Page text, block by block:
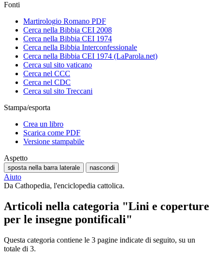
Fonti
Martirologio Romano PDF
Cerca nella Bibbia CEI 2008
Cerca nella Bibbia CEI 1974
Cerca nella Bibbia Interconfessionale
Cerca nella Bibbia CEI 1974 (LaParola.net)
Cerca sul sito vaticano
Cerca nel CCC
Cerca nel CDC
Cerca sul sito Treccani
Stampa/esporta
Crea un libro
Scarica come PDF
Versione stampabile
Aspetto
sposta nella barra laterale nascondi
Aiuto
Da Cathopedia, l'enciclopedia cattolica.
Articoli nella categoria "Lini e coperture
per le insegne pontificali"
Questa categoria contiene le 3 pagine indicate di seguito, su un
totale di 3.